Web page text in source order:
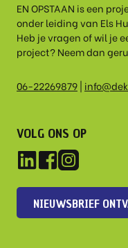
EN OPSTAAN is een
onder leiding van Els
Heb je vragen of wil je
project? Neem dan
06-22269879|
VOLG ONS OP
NIEUWSBRIEF